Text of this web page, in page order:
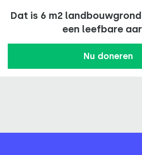
Dat is 6 m2
een leefbare
Nu doneren